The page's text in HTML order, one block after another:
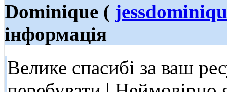
Dominique (
інформація
Велике спасибі за ваш